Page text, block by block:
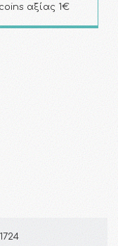
αξίας 1€